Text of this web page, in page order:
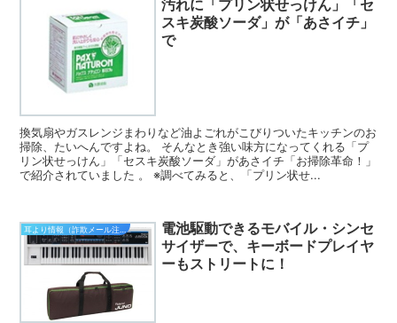
汚れに「プリン状せっけん」「セ
スキ炭酸ソーダ」が「あさイチ」
で
換気扇やガスレンジまわりなど油よごれがこびりついたキッチンのお
掃除、たいへんですよね。 そんなとき強い味方になってくれる「プ
リン状せっけん」「セスキ炭酸ソーダ」があさイチ「お掃除革命！」
で紹介されていました 。 ※調べてみると、「プリン状せ...
耳より情報（詐欺メール注意報）
電池駆動できるモバイル・シンセ
サイザーで、キーボードプレイヤ
ーもストリートに！